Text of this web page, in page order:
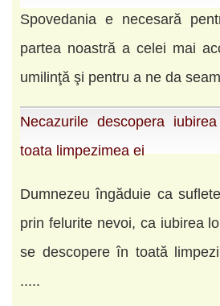
Spovedania e necesară
partea noastră a celei mai
umilinţă şi pentru a ne da
Necazurile descopera
toata limpezimea ei
Dumnezeu îngăduie ca
prin felurite nevoi, ca iubirea
se descopere în toată
.....